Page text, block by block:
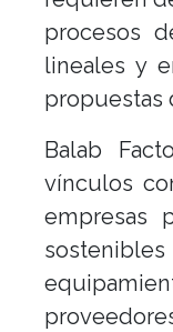
procesos
lineales y
propuestas
Balab
vínculos
empresas